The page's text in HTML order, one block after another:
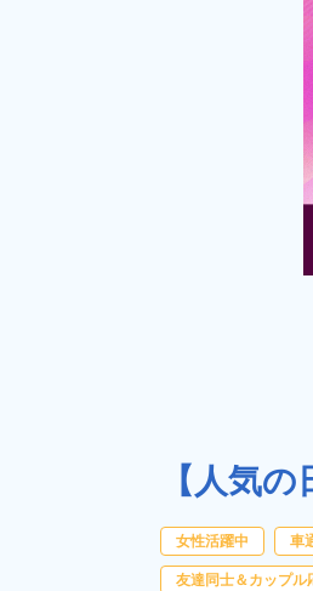
【人気
女性活躍中 車
友達同士＆カップル